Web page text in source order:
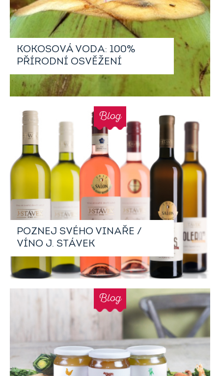
KOKOSOVÁ VODA: 100%
PŘÍRODNÍ OSVĚŽENÍ
POZNEJ SVÉHO VINAŘE /
VÍNO J. STÁVEK
Blog
Blog